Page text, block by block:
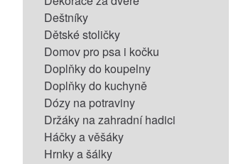
Deštníky
Dětské stoličky
Domov pro psa i kočku
Doplňky do koupelny
Doplňky do kuchyně
Dózy na potraviny
Držáky na zahradní hadici
Háčky a věšáky
Hrnky a šálky